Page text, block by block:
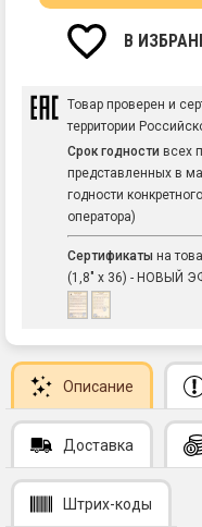
В
Товар проверен и
территории
Срок годности всех
представленных в
годности
оператора)
Сертификаты на
(1,8" х 36) - НОВЫЙ
Описание
Доставка
Штрих-коды